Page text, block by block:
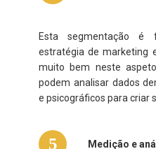
Esta segmentação é
estratégia de marketing
muito bem neste
podem analisar dados
e psicográficos para criar
5 Medição e